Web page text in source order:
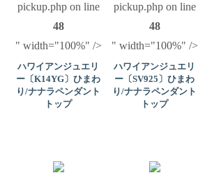
pickup.php on line
48
" width="100%" />
ハワイアンジュエリ
ー〔K14YG〕ひまわ
り/ナナラペンダント
トップ
pickup.php on line
48
" width="100%" />
ハワイアンジュエリ
ー〔SV925〕ひまわ
り/ナナラペンダント
トップ